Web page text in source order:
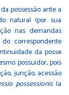
possessão ante a
natural (por sua
nas demandas
correspondente
da posse
possuidor, pois
junção, acessão
possessionis(a